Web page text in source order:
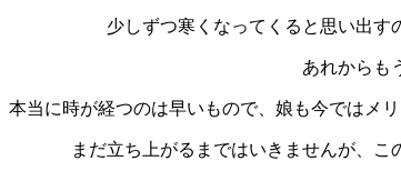
少しずつ寒くなってくると思い出す
あれからも
本当に時が経つのは早いもので、娘も今ではメ
まだ立ち上がるまではいきませんが、こ